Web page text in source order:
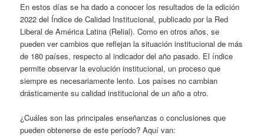
En estos días se ha dado a conocer los resultados de la edición
2022 del Índice de Calidad Institucional, publicado por la Red
Liberal de América Latina (Relial). Como en otros años, se
pueden ver cambios que reflejan la situación institucional de más
de 180 países, respecto al indicador del año pasado. El índice
permite observar la evolución institucional, un proceso que
siempre es necesariamente lento. Los países no cambian
drásticamente su calidad institucional de un año a otro.
¿Cuáles son las principales enseñanzas o conclusiones que
pueden obtenerse de este período? Aquí van: